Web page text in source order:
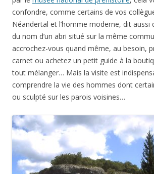
confondre, comme certains de vos
Néandertal et l’homme moderne, dit aussi
du nom d’un abri situé sur la même
accrochez-vous quand même, au besoin,
carnet ou achetez un petit guide à la
tout mélanger… Mais la visite est
comprendre la vie des hommes dont
ou sculpté sur les parois voisines…